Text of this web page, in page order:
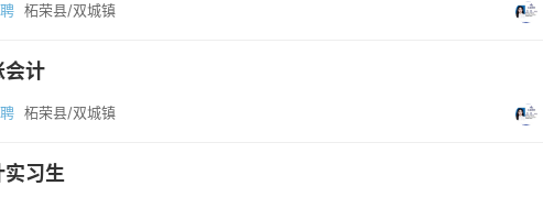
柘荣县/双城镇
会计
柘荣县/双城镇
实习生